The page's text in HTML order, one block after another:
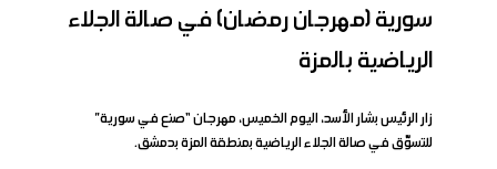
سورية (مهرجان رمضان) في صالة الجلاء
الرياضية بالمزة
زار الرئيس بشار الأسد، اليوم الخميس، مهرجان “صنع في سورية”
للتسوّق في صالة الجلاء الرياضية بمنطقة المزة بدمشق.